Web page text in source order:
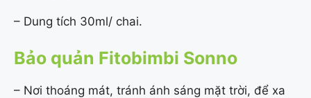
– Dung tích 30ml/ chai.
Bảo quản Fitobimbi Sonno
– Nơi thoáng mát, tránh ánh sáng mặt trời, để xa